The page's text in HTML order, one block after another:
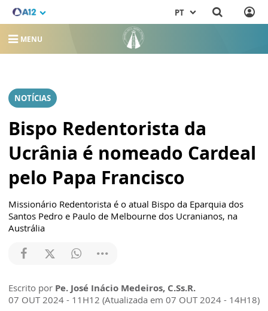
PT
MENU
NOTÍCIAS
Bispo Redentorista da
Ucrânia é nomeado Cardeal
pelo Papa Francisco
Missionário Redentorista é o atual Bispo da Eparquia dos
Santos Pedro e Paulo de Melbourne dos Ucranianos, na
Austrália
Escrito por Pe. José Inácio Medeiros, C.Ss.R.
07 OUT 2024 - 11H12 (Atualizada em 07 OUT 2024 - 14H18)